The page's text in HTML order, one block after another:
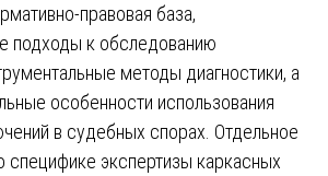
правовая база,
подходы к обследованию
методы диагностики, а
особенности использования
в судебных спорах. Отдельное
специфике экспертизы каркасных